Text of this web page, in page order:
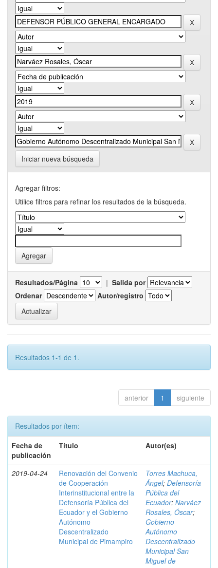
Iniciar nueva búsqueda
Agregar filtros:
Utilice filtros para refinar los resultados de la búsqueda.
Resultados/Página | Salida por
Ordenar
Autor/registro
Resultados 1-1 de 1.
anterior 1 siguiente
Resultados por ítem:
Fecha de
publicación
Título Autor(es)
2019-04-24
Renovación del Convenio
de Cooperación
Interinstitucional entre la
Defensoría Pública del
Ecuador y el Gobierno
Autónomo
Descentralizado
Municipal de Pimampiro
Torres Machuca,
Ángel; Defensoría
Pública del
Ecuador; Narváez
Rosales, Óscar;
Gobierno
Autónomo
Descentralizado
Municipal San
Miguel de